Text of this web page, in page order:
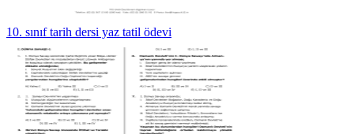
10. sınıf tarih dersi yaz tatil ödevi